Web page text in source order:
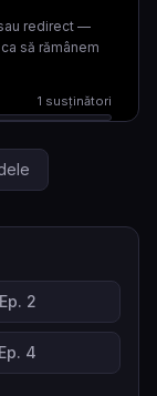
redirect —
ca să rămânem
1 susținători
Ep. 2
Ep. 4